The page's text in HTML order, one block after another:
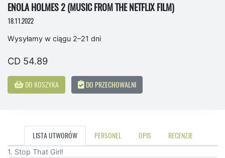
ENOLA HOLMES 2 (MUSIC FROM THE NETFLIX FILM)
18.11.2022
Wysyłamy w ciągu 2–21 dni
CD 54.89
DO KOSZYKA DO PRZECHOWALNI
LISTA UTWORÓW PERSONEL OPIS RECENZJE
1. Stop That Girl!